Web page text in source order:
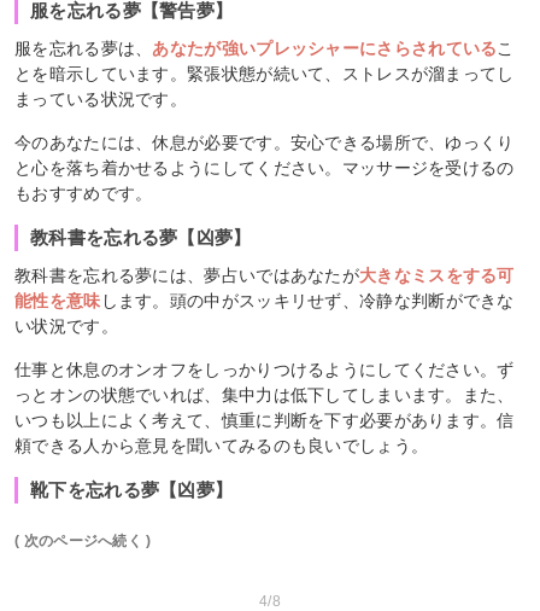
服を忘れる夢【警告夢】
服を忘れる夢は、 あなたが強いプレッシャーにさらされているこ
とを暗示しています。緊張状態が続いて、ストレスが溜まってし
まっている状況です。
今のあなたには、休息が必要です。安心できる場所で、ゆっくり
と心を落ち着かせるようにしてください。マッサージを受けるの
もおすすめです。
教科書を忘れる夢【凶夢】
教科書を忘れる夢には、夢占いではあなたが大きなミスをする可
能性を意味 します。頭の中がスッキリせず、冷静な判断ができな
い状況です。
仕事と休息のオンオフをしっかりつけるようにしてください。ず
っとオンの状態でいれば、集中力は低下してしまいます。また、
いつも以上によく考えて、慎重に判断を下す必要があります。信
頼できる人から意見を聞いてみるのも良いでしょう。
靴下を忘れる夢【凶夢】
( 次のページへ続く )
4/8